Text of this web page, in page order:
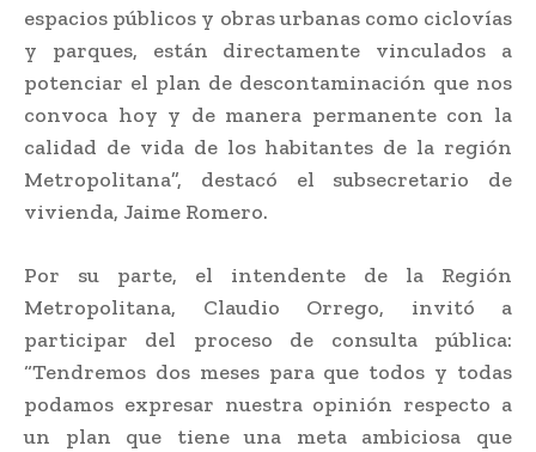
espacios públicos y obras urbanas como ciclovías
y parques, están directamente vinculados a
potenciar el plan de descontaminación que nos
convoca hoy y de manera permanente con la
calidad de vida de los habitantes de la región
Metropolitana”, destacó el subsecretario de
vivienda, Jaime Romero.
Por su parte, el intendente de la Región
Metropolitana, Claudio Orrego, invitó a
participar del proceso de consulta pública:
“Tendremos dos meses para que todos y todas
podamos expresar nuestra opinión respecto a
un plan que tiene una meta ambiciosa que